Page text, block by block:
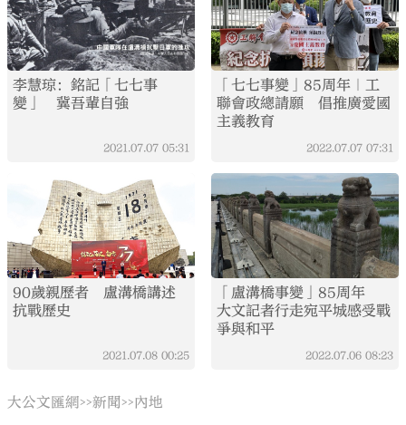
李慧琼：銘記「七七事
變」 冀吾輩自強
2021.07.07 05:31
「七七事變」85周年｜工
聯會政總請願 倡推廣愛國
主義教育
2022.07.07 07:31
90歲親歷者 盧溝橋講述
抗戰歷史
2021.07.08 00:25
「盧溝橋事變」85周年
大文記者行走宛平城感受戰
爭與和平
2022.07.06 08:23
大公文匯網>>新聞>>內地